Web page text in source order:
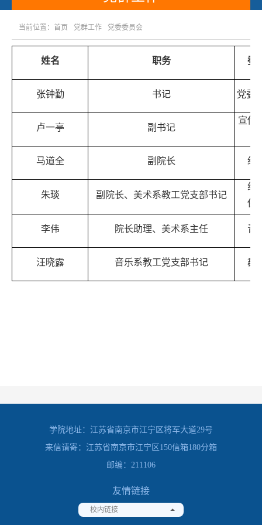
当前位置： 首页 党群工作 党委委员会
姓名 职务 委
张钟勤 书记 党委
卢一亭 副书记
宣传
马道全 副院长 纪
朱琰 副院长、美术系教工党支部书记
组
保
李伟 院长助理、美术系主任 青
汪晓露 音乐系教工党支部书记 群
学院地址：江苏省南京市江宁区将军大道29号
来信请寄：江苏省南京市江宁区150信箱180分箱
邮编：211106
友情链接
校内链接